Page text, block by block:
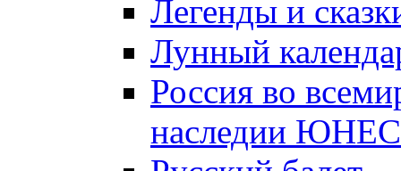
Легенды и
Лунный
Россия во
наследии